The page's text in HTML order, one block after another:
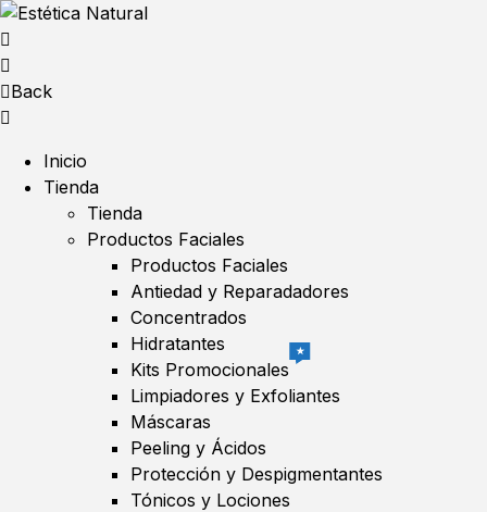
Back
Inicio
Tienda
Tienda
Productos Faciales
Productos Faciales
Antiedad y Reparadadores
Concentrados
Hidratantes
Kits Promocionales
★
Limpiadores y Exfoliantes
Máscaras
Peeling y Ácidos
Protección y Despigmentantes
Tónicos y Lociones